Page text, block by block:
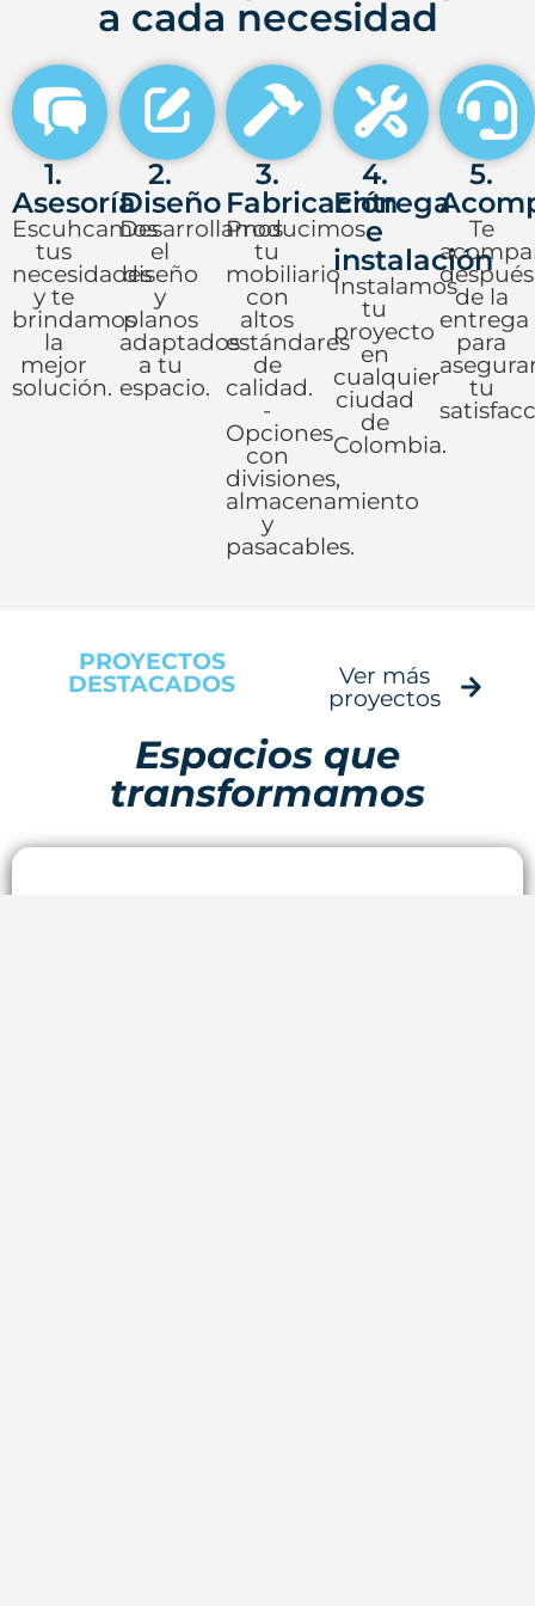
a cada necesidad
1.
Asesoría
Escuhcamos
tus
necesidades
y te
brindamos
la
mejor
solución.
2.
Diseño
Desarrollamos
el
diseño
y
planos
adaptados
a tu
espacio.
3.
Fabricación
Producimos
tu
mobiliario
con
altos
estándares
de
calidad.
-
Opciones
con
divisiones,
almacenamiento
y
pasacables.
4.
Entrega
e
instalación
Instalamos
tu
proyecto
en
cualquier
ciudad
de
Colombia.
5.
Te
después
de la
entrega
para
tu
PROYECTOS
DESTACADOS Ver más
proyectos
Espacios que
transformamos